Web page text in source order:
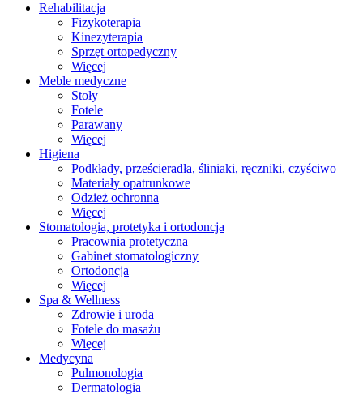
Rehabilitacja
Fizykoterapia
Kinezyterapia
Sprzęt ortopedyczny
Więcej
Meble medyczne
Stoły
Fotele
Parawany
Więcej
Higiena
Podkłady, prześcieradła, śliniaki, ręczniki, czyściwo
Materiały opatrunkowe
Odzież ochronna
Więcej
Stomatologia, protetyka i ortodoncja
Pracownia protetyczna
Gabinet stomatologiczny
Ortodoncja
Więcej
Spa & Wellness
Zdrowie i uroda
Fotele do masażu
Więcej
Medycyna
Pulmonologia
Dermatologia